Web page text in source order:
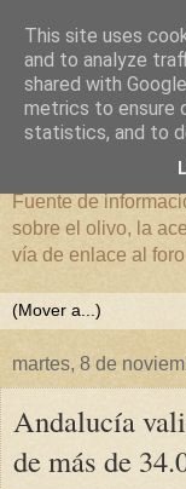
El
Fuente de
sobre el olivo, la
vía de enlace al
martes, 8 de
Andalucía
de más de
This site uses
and to analyze
shared with
metrics to ensure
statistics, and to